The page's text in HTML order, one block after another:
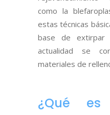
como la
estas técnicas
base de
actualidad se
materiales de
¿Qué